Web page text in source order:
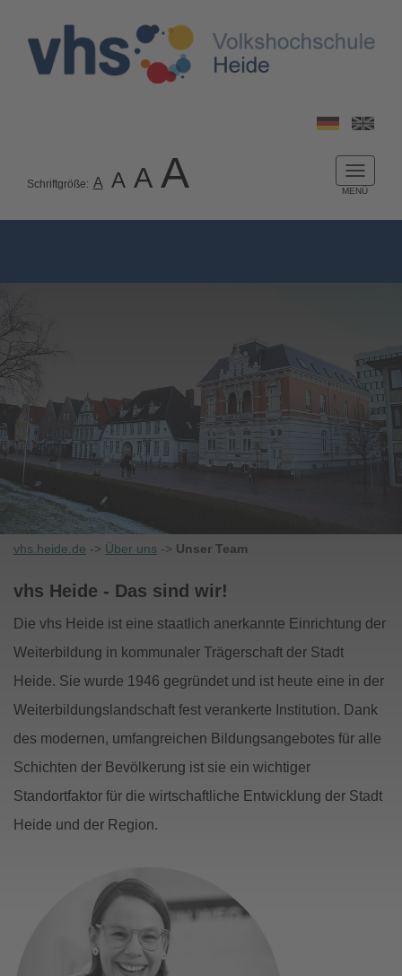
Schriftgröße: A A A A
vhs.heide.de -> Über uns -> Unser Team
vhs Heide - Das sind wir!
Die vhs Heide ist eine staatlich anerkannte Einrichtung der
Weiterbildung in kommunaler Trägerschaft der Stadt
Heide. Sie wurde 1946 gegründet und ist heute eine in der
Weiterbildungslandschaft fest verankerte Institution. Dank
des modernen, umfangreichen Bildungsangebotes für alle
Schichten der Bevölkerung ist sie ein wichtiger
Standortfaktor für die wirtschaftliche Entwicklung der Stadt
Heide und der Region.